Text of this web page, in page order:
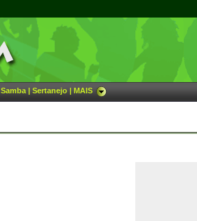
Samba | Sertanejo | MAIS